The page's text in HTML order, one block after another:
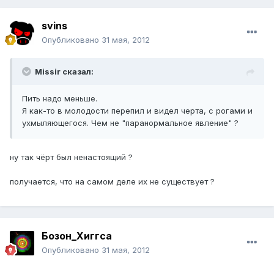
svins
Опубликовано 31 мая, 2012
Missir сказал:
Пить надо меньше.
Я как-то в молодости перепил и видел черта, с рогами и
ухмыляющегося. Чем не "паранормальное явление" ?
ну так чёрт был ненастоящий ?
получается, что на самом деле их не существует ?
Бозон_Хиггса
Опубликовано 31 мая, 2012